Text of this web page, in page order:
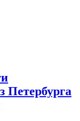
Петербурга